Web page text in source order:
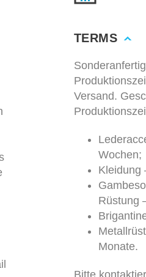
TERMS
Versand.
Wochen;
Kleidung
Rüstung
Monate.